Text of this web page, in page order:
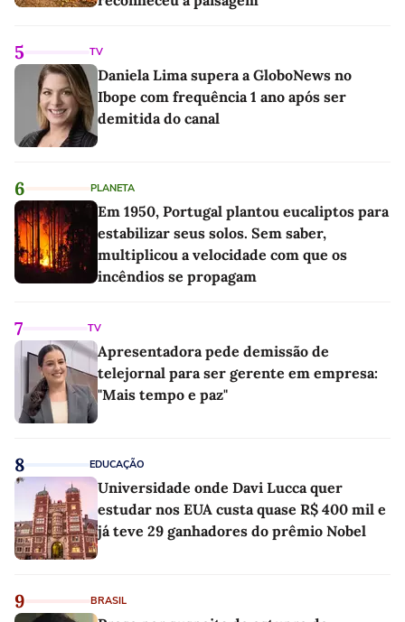
5 TV
Daniela Lima supera a GloboNews no
Ibope com frequência 1 ano após ser
demitida do canal
6 PLANETA
Em 1950, Portugal plantou eucaliptos para
estabilizar seus solos. Sem saber,
multiplicou a velocidade com que os
incêndios se propagam
7 TV
Apresentadora pede demissão de
telejornal para ser gerente em empresa:
"Mais tempo e paz"
8 EDUCAÇÃO
Universidade onde Davi Lucca quer
estudar nos EUA custa quase R$ 400 mil e
já teve 29 ganhadores do prêmio Nobel
9 BRASIL